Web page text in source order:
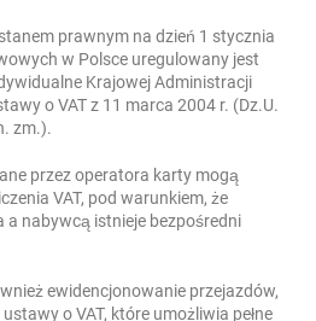
prawnym na dzień 1 stycznia
w Polsce uregulowany jest
Krajowej Administracji
o VAT z 11 marca 2004 r. (Dz.U.
zm.).
przez operatora karty mogą
VAT, pod warunkiem, że
nabywcą istnieje bezpośredni
ewidencjonowanie przejazdów,
o VAT, które umożliwia pełne